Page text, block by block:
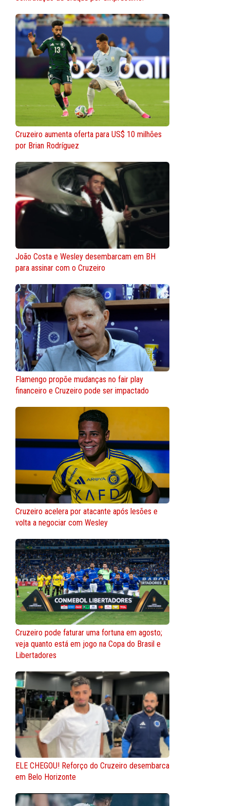
Cruzeiro aumenta oferta para US$ 10 milhões
por Brian Rodríguez
João Costa e Wesley desembarcam em BH
para assinar com o Cruzeiro
Flamengo propõe mudanças no fair play
financeiro e Cruzeiro pode ser impactado
Cruzeiro acelera por atacante após lesões e
volta a negociar com Wesley
Cruzeiro pode faturar uma fortuna em agosto;
veja quanto está em jogo na Copa do Brasil e
Libertadores
ELE CHEGOU! Reforço do Cruzeiro desembarca
em Belo Horizonte